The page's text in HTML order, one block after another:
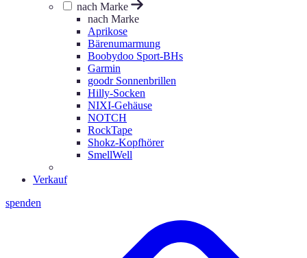
nach Marke
nach Marke
Aprikose
Bärenumarmung
Boobydoo Sport-BHs
Garmin
goodr Sonnenbrillen
Hilly-Socken
NIXI-Gehäuse
NOTCH
RockTape
Shokz-Kopfhörer
SmellWell
Verkauf
spenden